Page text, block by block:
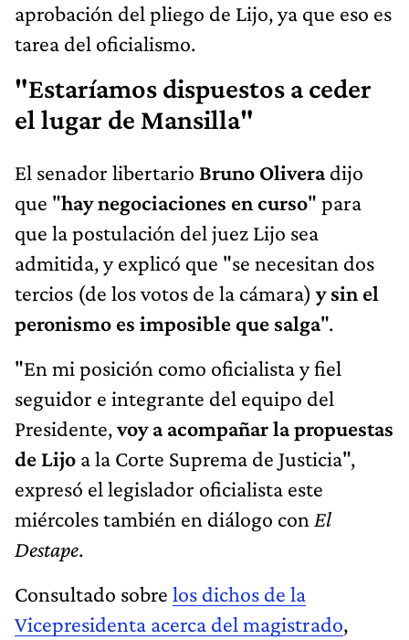
aprobación del pliego de Lijo, ya que eso es
tarea del oficialismo.
"Estaríamos dispuestos a ceder
el lugar de Mansilla"
El senador libertario Bruno Oliveradijo
que "haynegociaciones en curso" para
que la postulación del juez Lijo sea
admitida, y explicó que "se necesitan dos
tercios (de los votos de la cámara)y sin el
peronismo es imposible que salga".
"En mi posición como oficialista y fiel
seguidor e integrante del equipo del
Presidente,voy a acompañar la propuestas
de Lijo a la Corte Suprema de Justicia",
expresó el legislador oficialista este
miércoles también en diálogo con El
Destape.
Consultado sobre los dichos de la
Vicepresidenta acerca del magistrado,